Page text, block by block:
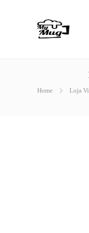
Home Loja